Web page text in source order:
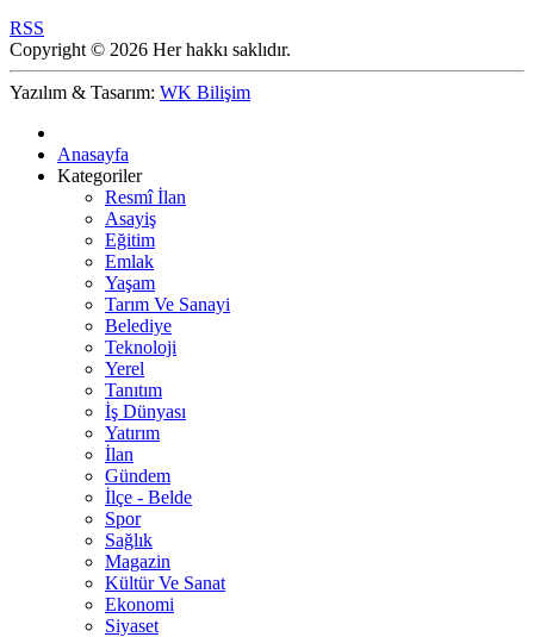
RSS
Copyright © 2026 Her hakkı saklıdır.
Yazılım & Tasarım: WK Bilişim
Anasayfa
Kategoriler
Resmî İlan
Asayiş
Eğitim
Emlak
Yaşam
Tarım Ve Sanayi
Belediye
Teknoloji
Yerel
Tanıtım
İş Dünyası
Yatırım
İlan
Gündem
İlçe - Belde
Spor
Sağlık
Magazin
Kültür Ve Sanat
Ekonomi
Siyaset